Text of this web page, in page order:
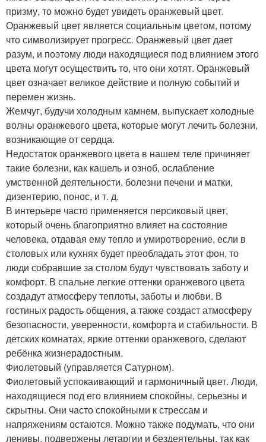
призму, то можно будет увидеть оранжевый цвет.
Оранжевый цвет является социальным цветом, потому
что символизирует прогресс. Оранжевый цвет дает
разум, и поэтому люди находящиеся под влиянием этого
цвета могут осуществить то, что они хотят. Оранжевый
цвет означает великое действие и полную событий и
перемен жизнь.
Жемчуг, будучи холодным камнем, выпускает холодные
волны оранжевого цвета, которые могут лечить болезни,
возникающие от сердца.
Недостаток оранжевого цвета в нашем теле причиняет
такие болезни, как кашель и озноб, ослабление
умственной деятельности, болезни печени и матки,
дизентерию, понос, и т. д.
В интерьере часто применяется персиковый цвет,
который очень благоприятно влияет на состояние
человека, отдавая ему тепло и умиротворение, если в
столовых или кухнях будет преобладать этот фон, то
люди собравшие за столом будут чувствовать заботу и
комфорт. В спальне легкие оттенки оранжевого цвета
создадут атмосферу теплоты, заботы и любви. В
гостиных радость общения, а также создаст атмосферу
безопасности, уверенности, комфорта и стабильности. В
детских комнатах, яркие оттенки оранжевого, сделают
ребёнка жизнерадостным.
Фиолетовый (управляется Сатурном).
Фиолетовый успокаивающий и гармоничный цвет. Люди,
находящиеся под его влиянием спокойны, серьезны и
скрытны. Они часто спокойными к стрессам и
напряжениям остаются. Можно также подумать, что они
ленивы, подвержены летаргии и бездеятельны, так как